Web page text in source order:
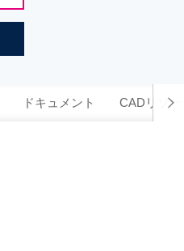
ドキュメント CADリソー